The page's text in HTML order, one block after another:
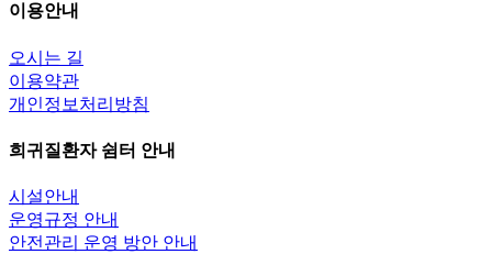
이용안내
오시는 길
이용약관
개인정보처리방침
희귀질환자 쉼터 안내
시설안내
운영규정 안내
안전관리 운영 방안 안내